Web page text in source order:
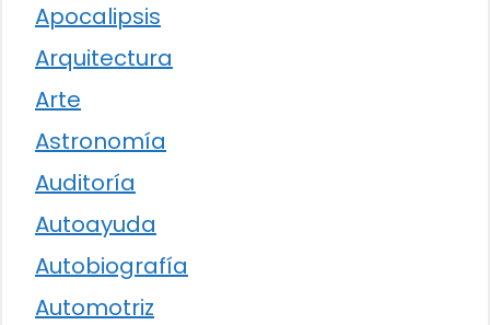
Apocalipsis
Arquitectura
Arte
Astronomía
Auditoría
Autoayuda
Autobiografía
Automotriz